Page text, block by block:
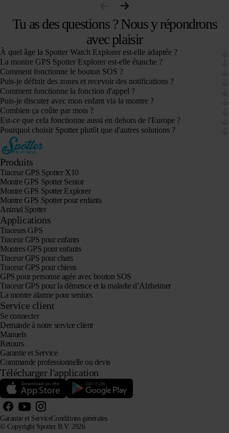
Tu as des questions ? Nous y répondrons
avec plaisir
À quel âge la Spotter Watch Explorer est-elle adaptée ?
La montre GPS Spotter Explorer est-elle étanche ?
Comment fonctionne le bouton SOS ?
Puis-je définir des zones et recevoir des notifications ?
Comment fonctionne la fonction d'appel ?
Puis-je discuter avec mon enfant via la montre ?
Combien ça coûte par mois ?
Est-ce que cela fonctionne aussi en dehors de l'Europe ?
Pourquoi choisir Spotter plutôt que d'autres solutions ?
Produits
Traceur GPS Spotter X10
Montre GPS Spotter Senior
Montre GPS Spotter Explorer
Montre GPS Spotter pour enfants
Animal Spotter
Applications
Traceurs GPS
Traceur GPS pour enfants
Montres GPS pour enfants
Traceur GPS pour chats
Traceur GPS pour chiens
GPS pour personne agée avec bouton SOS
Traceur GPS pour la démence et la maladie d’Alzheimer
La montre alarme pour seniors
Service client
Se connecter
Demande à notre service client
Manuels
Retours
Garantie et Service
Commande professionnelle ou devis
Télécharger l'application
© Copyright Spotter B.V. 2026
Garantie et ServiceConditions générales